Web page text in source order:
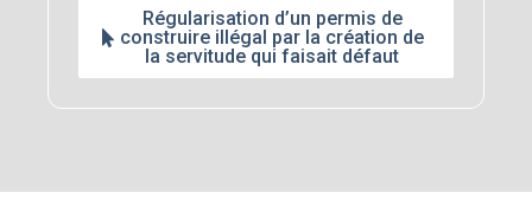
Régularisation d’un permis de
construire illégal par la création de
la servitude qui faisait défaut